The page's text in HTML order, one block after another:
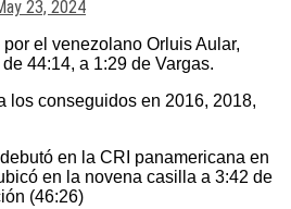
23, 2024
el venezolano Orluis Aular,
44:14, a 1:29 de Vargas.
los conseguidos en 2016, 2018,
en la CRI panamericana en
en la novena casilla a 3:42 de
(46:26)